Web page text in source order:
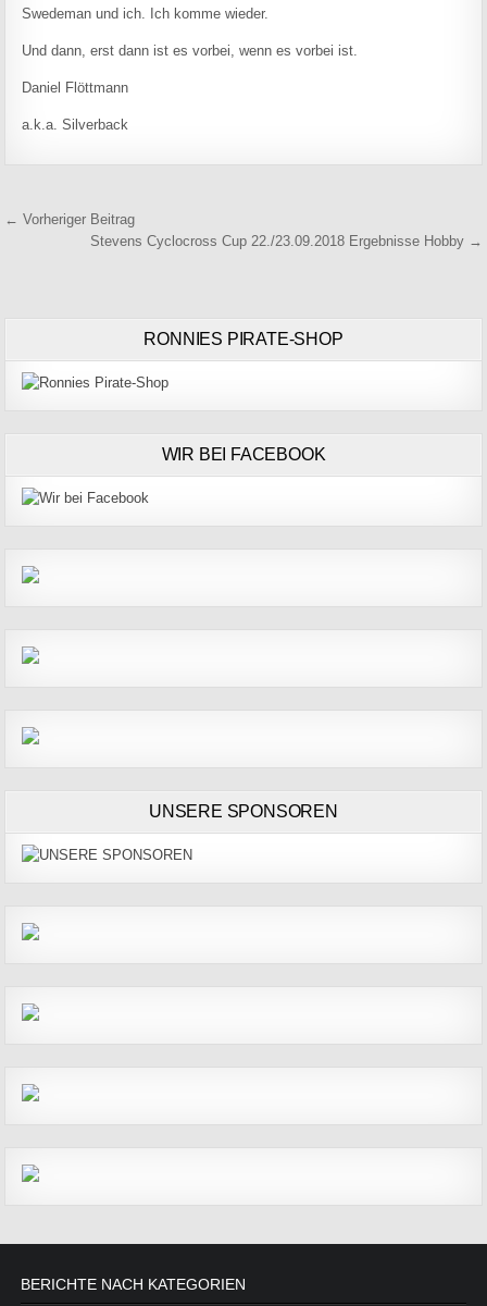
Swedeman und ich. Ich komme wieder.
Und dann, erst dann ist es vorbei, wenn es vorbei ist.
Daniel Flöttmann
a.k.a. Silverback
Beitragsnavigation
← Vorheriger Beitrag
Stevens Cyclocross Cup 22./23.09.2018 Ergebnisse Hobby →
RONNIES PIRATE-SHOP
WIR BEI FACEBOOK
UNSERE SPONSOREN
BERICHTE NACH KATEGORIEN